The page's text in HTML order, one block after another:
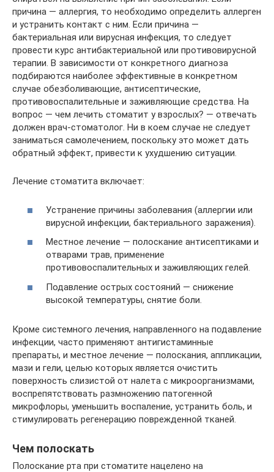
причина — аллергия, то необходимо определить аллерген
и устранить контакт с ним. Если причина —
бактериальная или вирусная инфекция, то следует
провести курс антибактериальной или противовирусной
терапии. В зависимости от конкретного диагноза
подбираются наиболее эффективные в конкретном
случае обезболивающие, антисептические,
противовоспалительные и заживляющие средства. На
вопрос — чем лечить стоматит у взрослых? — отвечать
должен врач-стоматолог. Ни в коем случае не следует
заниматься самолечением, поскольку это может дать
обратный эффект, привести к ухудшению ситуации.
Лечение стоматита включает:
Устранение причины заболевания (аллергии или
вирусной инфекции, бактериального заражения).
Местное лечение — полоскание антисептиками и
отварами трав, применение
противовоспалительных и заживляющих гелей.
Подавление острых состояний — снижение
высокой температуры, снятие боли.
Кроме системного лечения, направленного на подавление
инфекции, часто применяют антигистаминные
препараты, и местное лечение — полоскания, аппликации,
мази и гели, целью которых является очистить
поверхность слизистой от налета с микроорганизмами,
воспрепятствовать размножению патогенной
микрофлоры, уменьшить воспаление, устранить боль, и
стимулировать регенерацию поврежденной тканей.
Чем полоскать
Полоскание рта при стоматите нацелено на